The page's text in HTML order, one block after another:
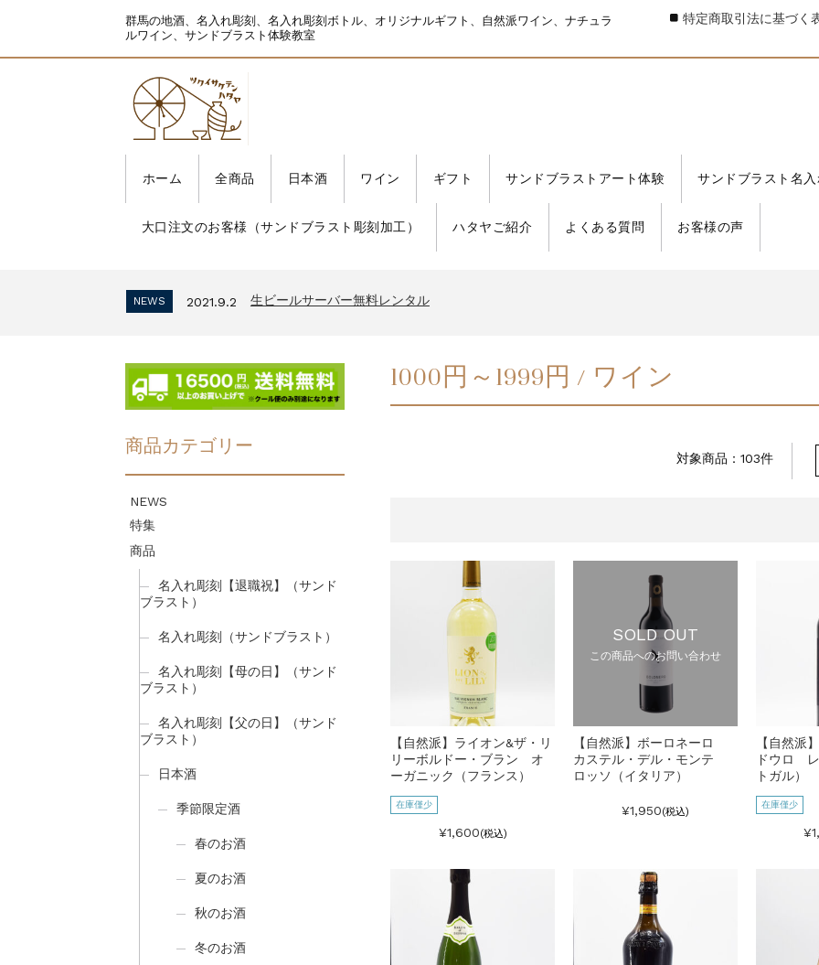
群馬の地酒、名入れ彫刻、名入れ彫刻ボトル、オリジナルギフト、自然派ワイン、ナチュラ
ルワイン、サンドブラスト体験教室
ホーム 全商品 日本酒 ワイン ギフト サンドブラストアート体験 サンドブラスト名入
大口注文のお客様（サンドブラスト彫刻加工） ハタヤご紹介 よくある質問 お客様の声
特定商取引法に基づく
NEWS 2021.9.2 生ビールサーバー無料レンタル
1000円～1999円 / ワイン
対象商品：103件
【自然派】ライオン&ザ・リ
リーボルドー・ブラン オ
ーガニック（フランス）
在庫僅少
¥1,600(税込)
SOLD OUT
この商品へのお問い合わせ
【自然派】ボーロネーロ
カステル・デル・モンテ
ロッソ（イタリア）
¥1,950(税込)
【自然
ドウロ
トガル）
在庫僅少
商品カテゴリー
NEWS
特集
商品
名入れ彫刻【退職祝】（サンド
ブラスト）
名入れ彫刻（サンドブラスト）
名入れ彫刻【母の日】（サンド
ブラスト）
名入れ彫刻【父の日】（サンド
ブラスト）
日本酒
季節限定酒
春のお酒
夏のお酒
秋のお酒
冬のお酒